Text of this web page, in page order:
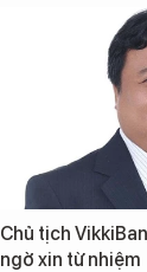
Chủ tịch
ngờ xin từ nhiệm